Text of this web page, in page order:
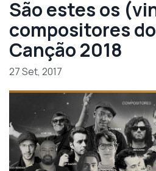
São estes os
compositores
Canção 2018
27 Set, 2017